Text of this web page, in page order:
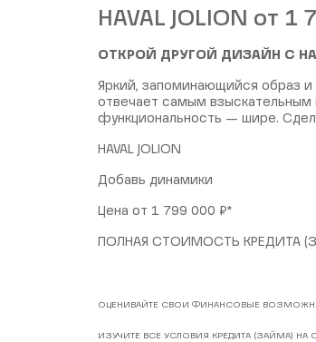
HAVAL JOLION от 1
ОТКРОЙ ДРУГОЙ ДИЗАЙН С
Яркий, запоминающийся образ и
отвечает самым взыскательным
функциональность — шире.
HAVAL JOLION
Добавь динамики
Цена от 1 799 000 ₽*
ПОЛНАЯ СТОИМОСТЬ КРЕДИТА
ОЦЕНИВАЙТЕ СВОИ ФИНАНСОВЫЕ
ИЗУЧИТЕ ВСЕ УСЛОВИЯ КРЕДИТА (ЗАЙМА) НА